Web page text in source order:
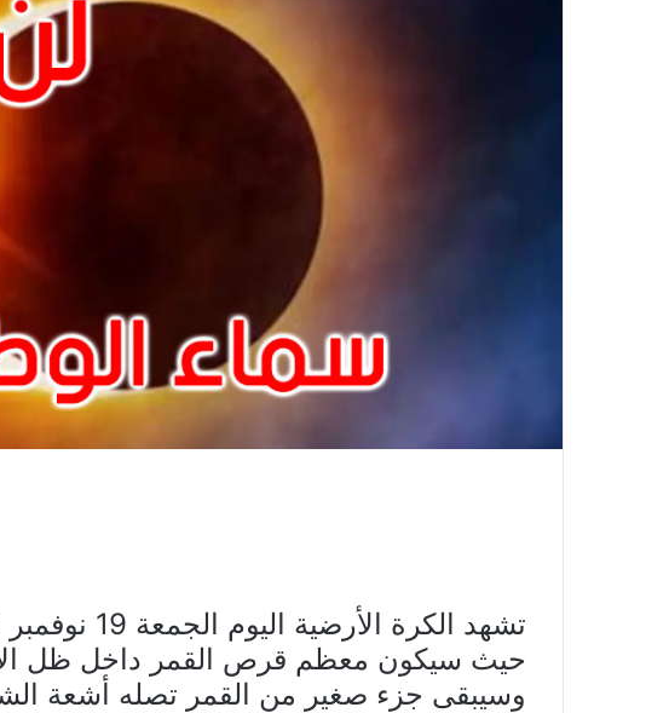
حيث سيكون معظم قرص القمر داخل ظل
وسيبقى جزء صغير من القمر تصله أشعة